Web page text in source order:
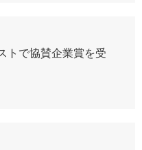
トで協賛企業賞を受